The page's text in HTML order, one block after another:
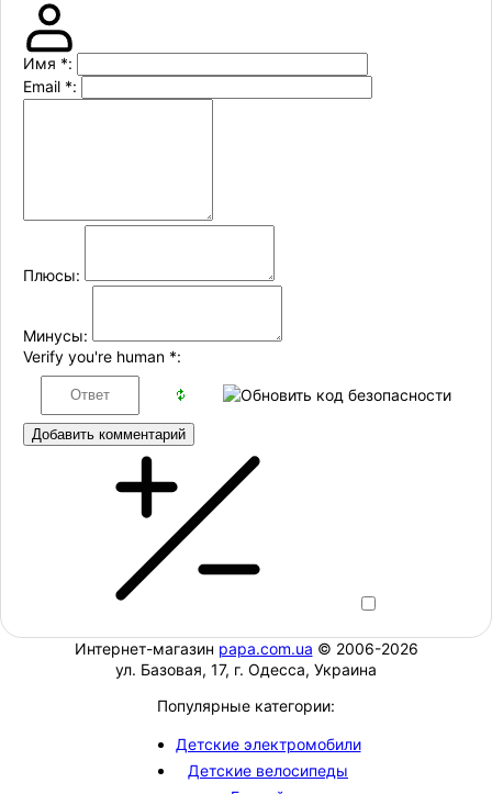
Имя *:
Email *:
Плюсы:
Минусы:
Verify you're human *:
Добавить комментарий
Интернет-магазин papa.com.ua © 2006-2026
ул. Базовая, 17, г. Одесса, Украина
Популярные категории:
Детские электромобили
Детские велосипеды